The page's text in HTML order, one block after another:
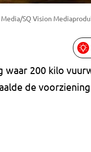
SQ Vision
waar 200 kilo
de